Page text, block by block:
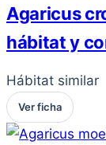
Agaricus
hábitat y
Hábitat similar
Ver ficha